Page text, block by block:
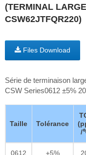
(TERMINAL
CSW62JTFQR220)
Files Download
Série de terminaison
CSW Series0612 ±5%
Taille Tolérance
/
0612 ±5%